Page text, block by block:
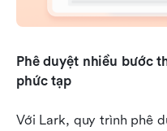
Phê duyệt nhiều bước
phức tạp
Với Lark, quy trình phê